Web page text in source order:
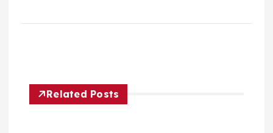
Related Posts